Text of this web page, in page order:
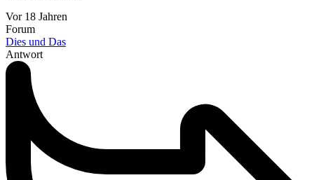
Vor 18 Jahren
Forum
Dies und Das
Antwort